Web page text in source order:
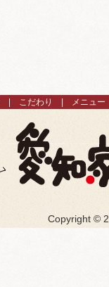
こだわり メニュー
Copyright ©